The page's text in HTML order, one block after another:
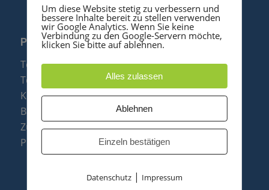
PRODUKTE
Telefonanlagen
Telefone
Konftel Konferenztelefone
Baugruppen
Zubehör & Ersatzteile
Produktzusammenfassung
Um diese Website stetig zu verbessern und
bessere Inhalte bereit zu stellen verwenden
wir Google Analytics. Wenn Sie keine
Verbindung zu den Google-Servern möchte,
klicken Sie bitte auf ablehnen.
Alles zulassen
Ablehnen
Einzeln bestätigen
Datenschutz| Impressum